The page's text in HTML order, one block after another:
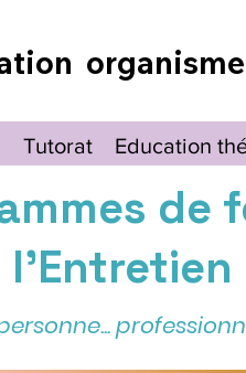
Tutorat Education
de